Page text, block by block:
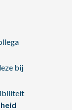
bij